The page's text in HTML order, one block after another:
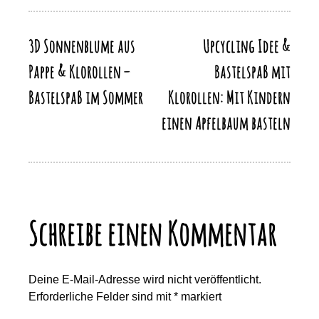
k
Li
k
Beitragsnavigation
3D Sonnenblume aus
Pappe & Klorollen –
Bastelspaß im Sommer
Upcycling Idee &
Bastelspaß mit
Klorollen: Mit Kindern
einen Apfelbaum basteln
Schreibe einen Kommentar
Deine E-Mail-Adresse wird nicht veröffentlicht.
Erforderliche Felder sind mit* markiert